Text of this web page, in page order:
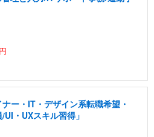
ー・IT・デザイン系転職希望・
・UXスキル習得」